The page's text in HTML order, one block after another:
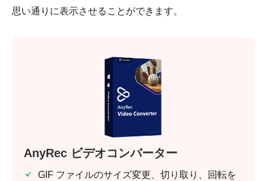
思い通りに表示させることができます。
AnyRec ビデオコンバーター
GIF ファイルのサイズ変更、切り取り、回転を